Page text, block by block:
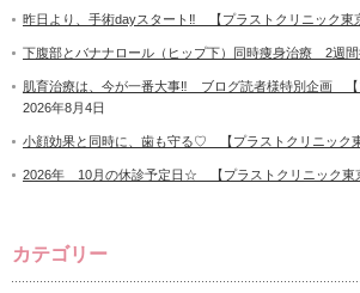
昨日より、手術dayスタート‼ 【プラストクリニック東
下腹部とバナナロール（ヒップ下）同時痩身治療 2週間
肌育治療は、今が一番大事‼ ブログ読者様特別企画 【
2026年8月4日
小顔効果と同時に、歯も守る♡ 【プラストクリニック東
2026年 10月の休診予定日☆ 【プラストクリニック東
カテゴリー